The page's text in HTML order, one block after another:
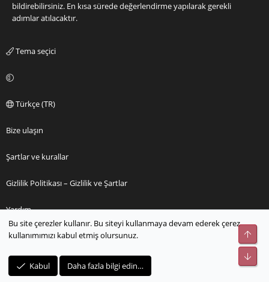
bildirebilirsiniz. En kısa sürede değerlendirme yapılarak gerekli
adımlar atılacaktır.
Tema seçici
Türkçe (TR)
Bize ulaşın
Şartlar ve kurallar
Gizlilik Politikası – Gizlilik ve Şartlar
Yardım
Ana sayfa
S
Bu site çerezler kullanır. Bu siteyi kullanmaya devam ederek çerez
kullanımımızı kabul etmiş olursunuz.
Kabul Daha fazla bilgi edin…